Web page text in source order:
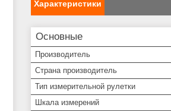
Характеристики
Основные
Производитель
Страна производитель
Тип измерительной рулетки
Шкала измерений